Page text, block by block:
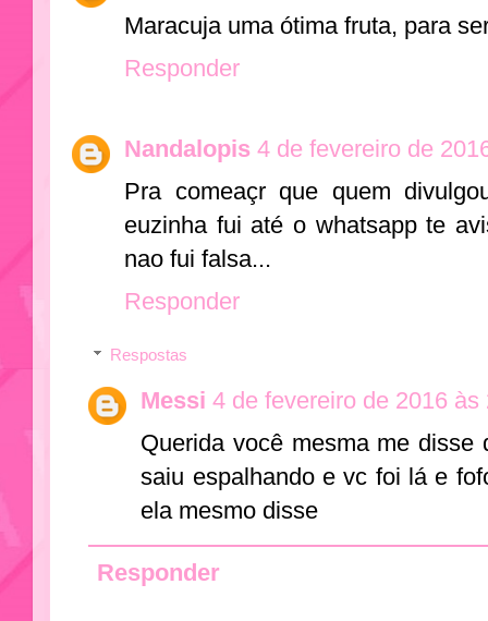
Maracuja uma ótima fruta, para
Responder
Nandalopis 4 de fevereiro de
Pra comeaçr que quem
euzinha fui até o whatsapp te
nao fui falsa...
Responder
Respostas
Messi 4 de fevereiro de 2016 às
Querida você mesma me
saiu espalhando e vc foi lá e
ela mesmo disse
Responder